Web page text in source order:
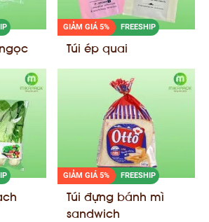
GIẢM GIÁ 5% FREESHIP
Túi ép quai
GIẢM GIÁ 5% FREESHIP
Túi đựng bánh mì
sandwich